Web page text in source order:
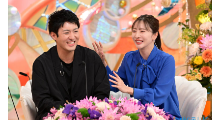
DAIGOも台所 ～きょうの献立 何にする？～
本日はダイアンなり！シーズン２
朝だ！生です旅サラダ
教えて！ニュースライブ 正義のミカタ
ＬＩＦＥ～夢のカタチ～
新婚さんいらっしゃい！
ポツンと一軒家